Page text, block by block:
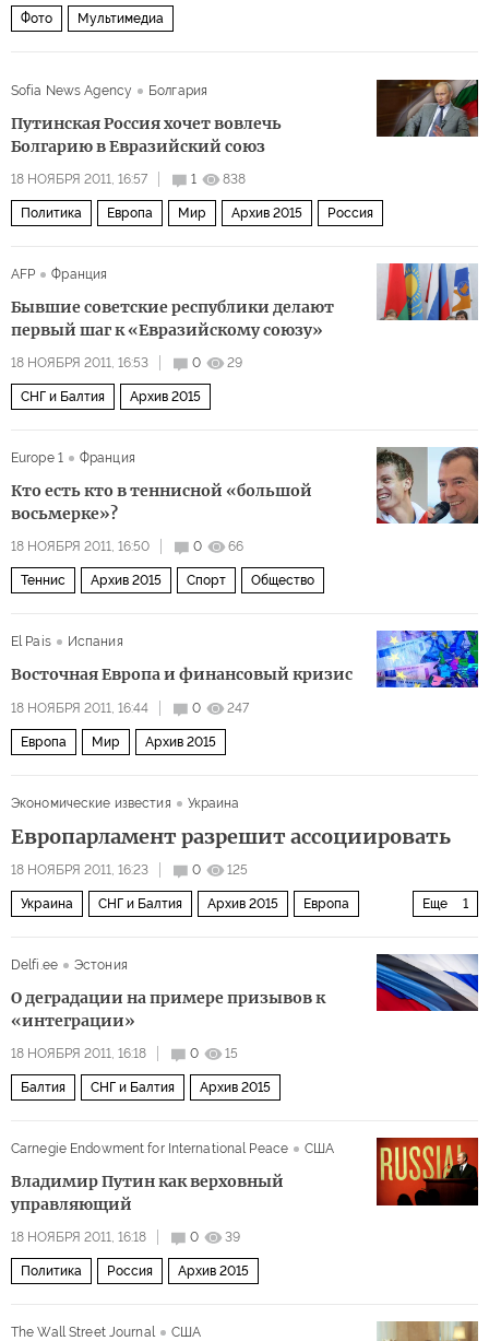
Фото Мультимедиа
Sofia News Agency Болгария
Путинская Россия хочет вовлечь
Болгарию в Евразийский союз
18 НОЯБРЯ 2011, 16:57 1 838
Политика Европа Мир Архив 2015 Россия
AFP Франция
Бывшие советские республики делают
первый шаг к «Евразийскому союзу»
18 НОЯБРЯ 2011, 16:53 0 29
СНГ и Балтия Архив 2015
Europe 1 Франция
Кто есть кто в теннисной «большой
восьмерке»?
18 НОЯБРЯ 2011, 16:50 0 66
Теннис Архив 2015 Спорт Общество
El Pais Испания
Восточная Европа и финансовый кризис
18 НОЯБРЯ 2011, 16:44 0 247
Европа Мир Архив 2015
Экономические известия Украина
Европарламент разрешит ассоциировать
18 НОЯБРЯ 2011, 16:23 0 125
Еще 1
Украина СНГ и Балтия Архив 2015 Европа
Delfi.ee
Эстония
О деградации на примере призывов к
«интеграции»
18 НОЯБРЯ 2011, 16:18 0 15
Балтия СНГ и Балтия Архив 2015
Carnegie Endowment for International Peace США
Владимир Путин как верховный
управляющий
18 НОЯБРЯ 2011, 16:18 0 39
Политика Россия Архив 2015
The Wall Street Journal США